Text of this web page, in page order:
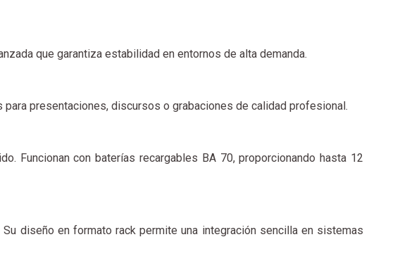
que garantiza estabilidad en entornos de alta demanda.
presentaciones, discursos o grabaciones de calidad profesional.
Funcionan con baterías recargables BA 70, proporcionando hasta 12
diseño en formato rack permite una integración sencilla en sistemas